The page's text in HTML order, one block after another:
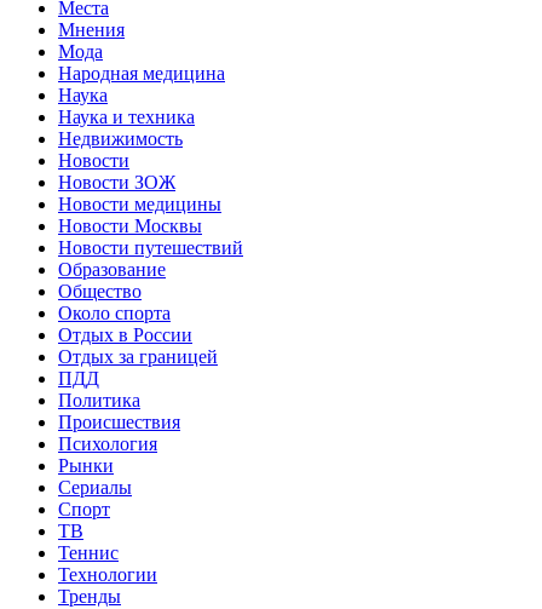
Места
Мнения
Мода
Народная медицина
Наука
Наука и техника
Недвижимость
Новости
Новости ЗОЖ
Новости медицины
Новости Москвы
Новости путешествий
Образование
Общество
Около спорта
Отдых в России
Отдых за границей
ПДД
Политика
Происшествия
Психология
Рынки
Сериалы
Спорт
ТВ
Теннис
Технологии
Тренды